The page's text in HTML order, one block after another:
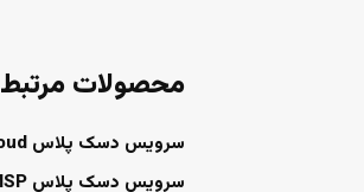
محصولات مرتبط
سرویس دسک پلاس Cloud
سرویس دسک پلاس MSP